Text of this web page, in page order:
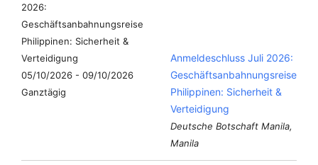
05/10/2026 - 09/10/2026
Ganztägig
Anmeldeschluss Juli 2026:
Geschäftsanbahnungsreise
Philippinen: Sicherheit &
Verteidigung
Deutsche Botschaft Manila,
Manila